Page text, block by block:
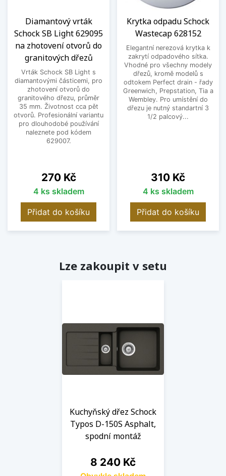
Diamantový vrták
Schock SB Light 629095
na zhotovení otvorů do
granitových dřezů
Vrták Schock SB Light s
diamantovými částicemi, pro
zhotovení otvorů do
granitového dřezu, průměr
35 mm. Životnost cca pět
otvorů. Profesionální variantu
pro dlouhodobé používání
naleznete pod kódem
629007.
Cena
270 Kč
4 ks skladem
Přidat do košíku
Krytka odpadu Schock
Wastecap 628152
Elegantní nerezová krytka k
zakrytí odpadového sítka.
Vhodné pro všechny modely
dřezů, kromě modelů s
odtokem Perfect drain - řady
Greenwich, Prepstation, Tia a
Wembley. Pro umístění do
dřezu je nutný standartní 3
1/2 palcový...
Cena
310 Kč
4 ks skladem
Přidat do košíku
Lze zakoupit v setu
Kuchyňský dřez Schock
Typos D-150S Asphalt,
spodní montáž
Cena
8 240 Kč